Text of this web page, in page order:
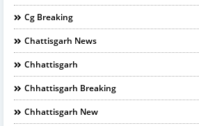
Cg Breaking
Chattisgarh News
Chhattisgarh
Chhattisgarh Breaking
Chhattisgarh New